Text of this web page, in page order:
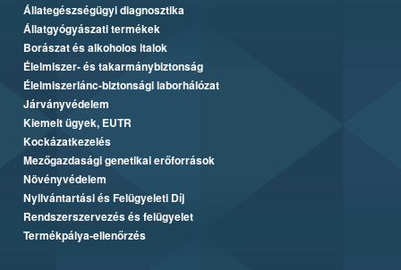
Állategészségügyi diagnosztika
Állatgyógyászati termékek
Borászat és alkoholos italok
Élelmiszer- és takarmánybiztonság
Élelmiszerlánc-biztonsági laborhálózat
Járványvédelem
Kiemelt ügyek, EUTR
Kockázatkezelés
Mezőgazdasági genetikai erőforrások
Növényvédelem
Nyilvántartási és Felügyeleti Díj
Rendszerszervezés és felügyelet
Termékpálya-ellenőrzés